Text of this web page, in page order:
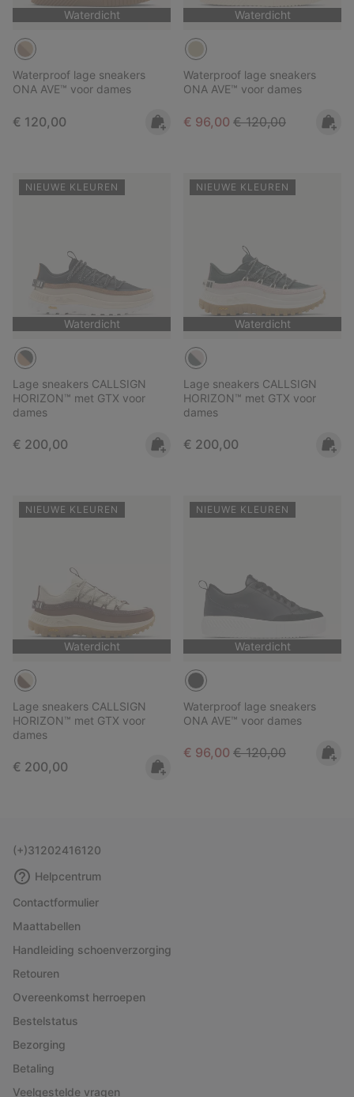
Waterdicht
Waterproof lage sneakers
ONA AVE™ voor dames
Regular price:
€ 120,00
Waterdicht
Waterproof lage sneakers
ONA AVE™ voor dames
Sale price:
€ 96,00 Regular price:
€ 120,00
NIEUWE KLEUREN
Waterdicht
Lage sneakers CALLSIGN
HORIZON™ met GTX voor
dames
Regular price:
€ 200,00
NIEUWE KLEUREN
Waterdicht
Lage sneakers CALLSIGN
HORIZON™ met GTX voor
dames
Regular price:
€ 200,00
NIEUWE KLEUREN
Waterdicht
Lage sneakers CALLSIGN
HORIZON™ met GTX voor
dames
Regular price:
€ 200,00
NIEUWE KLEUREN
Waterdicht
Waterproof lage sneakers
ONA AVE™ voor dames
Sale price:
€ 96,00 Regular price:
€ 120,00
(+)31202416120
Helpcentrum
Contactformulier
Maattabellen
Handleiding schoenverzorging
Retouren
Overeenkomst herroepen
Bestelstatus
Bezorging
Betaling
Veelgestelde vragen